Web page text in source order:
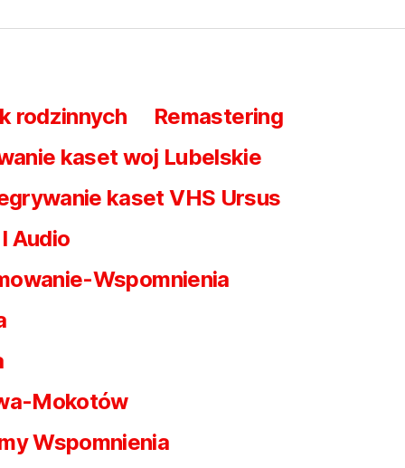
rodzinnych
Remastering
kaset woj Lubelskie
kaset VHS Ursus
Audio
Wspomnienia
Mokotów
Wspomnienia